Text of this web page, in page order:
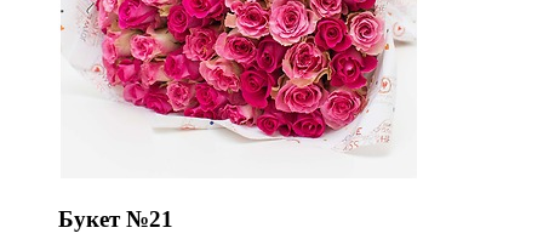
Букет №21